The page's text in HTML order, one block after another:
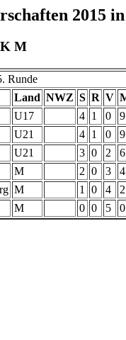
2015
M
Runde
Land NWZ S R V
U17 4 1 0
U21 4 1 0
U21 3 0 2
M 2 0 3
M 1 0 4
M 0 0 5